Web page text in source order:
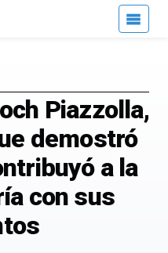
Piazzolla,
demostró
a la
con sus